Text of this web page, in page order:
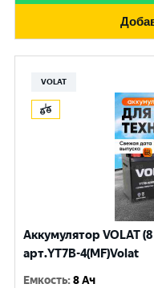
VOLAT
Аккумулятор VOLAT
арт.YT7B-4(MF)Volat
Емкость:8 Ач